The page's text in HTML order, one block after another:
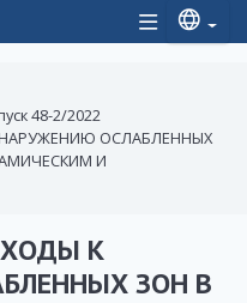
48-2/2022
ОСЛАБЛЕННЫХ
И
К
ЗОН В